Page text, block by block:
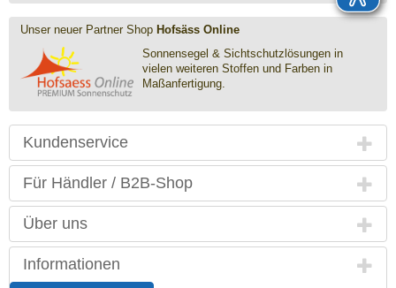
Unser neuer Partner Shop Hofsäss Online
Sonnensegel & Sichtschutz­lösungen in
vielen weiteren Stoffen und Farben in
Maßanfertigung.
Kundenservice
Für Händler / B2B-Shop
Über uns
Informationen